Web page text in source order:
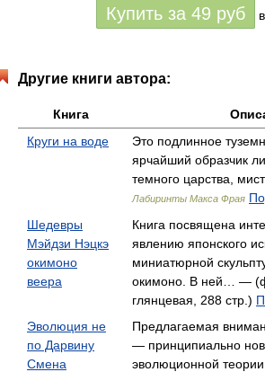
Купить за 49 руб в
Другие книги автора:
Книга
Круги на воде
Это подлинное
ярчайший образчик
темного царства,
Лабиринты Макса Фрая
Шедевры
Мэйдзи Нэцкэ
окимоно
веера
Книга посвящена
явлению японского
миниатюрной
окимоно. В ней… —
глянцевая, 288 стр.)
Эволюция не
по Дарвину
Смена
Предлагаемая
— принципиально
эволюционной